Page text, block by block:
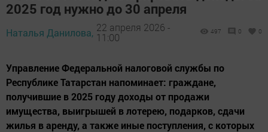
2025 год нужно до 30 апреля
Наталья Данилова, 22 апреля 2026 -
11:00
497 0 0
Управление Федеральной налоговой службы по
Республике Татарстан напоминает: граждане,
получившие в 2025 году доходы от продажи
имущества, выигрышей в лотерею, подарков, сдачи
жилья в аренду, а также иные поступления, с которых